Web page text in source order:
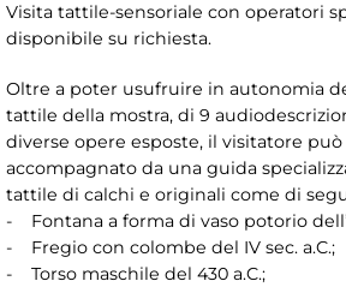
Visita tattile-sensoriale con operatori
disponibile su richiesta.
Oltre a poter usufruire in autonomia
tattile della mostra, di 9
diverse opere esposte, il visitatore può
accompagnato da una guida
tattile di calchi e originali come di
- Fontana a forma di vaso potorio
- Fregio con colombe del IV sec. a.C.;
- Torso maschile del 430 a.C.;